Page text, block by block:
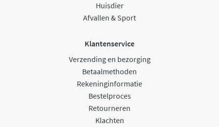
Huisdier
Afvallen & Sport
Klantenservice
Verzending en bezorging
Betaalmethoden
Rekeninginformatie
Bestelproces
Retourneren
Klachten